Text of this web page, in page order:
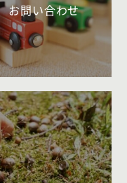
お問い合わせ